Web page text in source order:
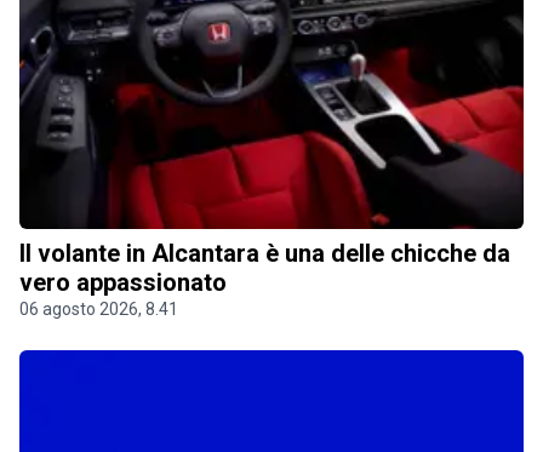
Il volante in Alcantara è una delle chicche da
vero appassionato
06 agosto 2026, 8.41